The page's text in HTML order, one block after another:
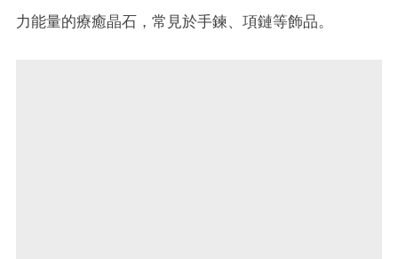
力能量的療癒晶石，常見於手鍊、項鏈等飾品。